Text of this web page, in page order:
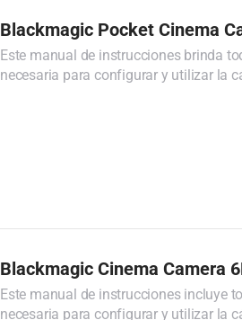
Blackmagic Pocket Cinema
Este manual de instrucciones brinda
necesaria para configurar y utilizar la
Blackmagic Cinema Camera
Este manual de instrucciones incluye
necesaria para configurar y utilizar la